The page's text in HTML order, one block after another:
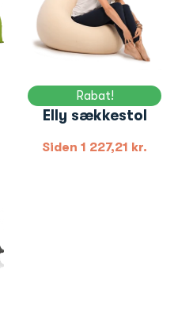
Rabat!
Elly sækkestol
Siden 1 227,21 kr.